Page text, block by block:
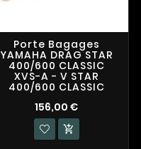
Porte Bagages
YAMAHA DRAG STAR
400/600 CLASSIC
XVS-A - V STAR
400/600 CLASSIC
156,00 €
